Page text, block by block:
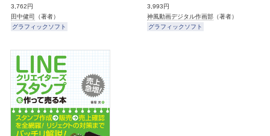
3,762円
田中健司
（著者）
グラフィックソフト
3,993円
神風動画デジタル作画部 （著者）
グラフィックソフト